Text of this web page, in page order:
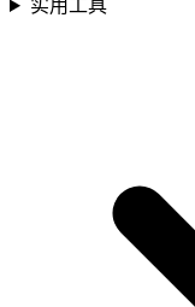
实用工具